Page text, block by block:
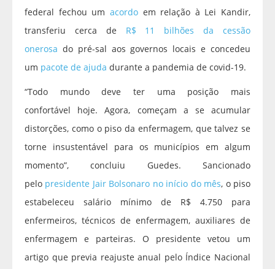
federal fechou um acordoem relação à Lei Kandir,
transferiu cerca de R$ 11 bilhões da cessão
onerosa do pré-sal aos governos locais e concedeu
um pacote de ajuda durante a pandemia de covid-19.
“Todo mundo deve ter uma posição mais
confortável hoje. Agora, começam a se acumular
distorções, como o piso da enfermagem, que talvez se
torne insustentável para os municípios em algum
momento”, concluiu Guedes. Sancionado
pelo presidente Jair Bolsonaro no início do mês, o piso
estabeleceu salário mínimo de R$ 4.750 para
enfermeiros, técnicos de enfermagem, auxiliares de
enfermagem e parteiras. O presidente vetou um
artigo que previa reajuste anual pelo Índice Nacional